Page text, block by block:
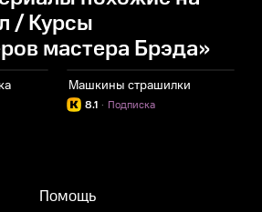
/ Курсы
мастера Брэда»
Машкины страшилки
8.1 Подписка
·
Помощь